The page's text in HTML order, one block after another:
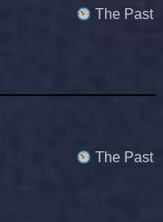
The Past
The Past